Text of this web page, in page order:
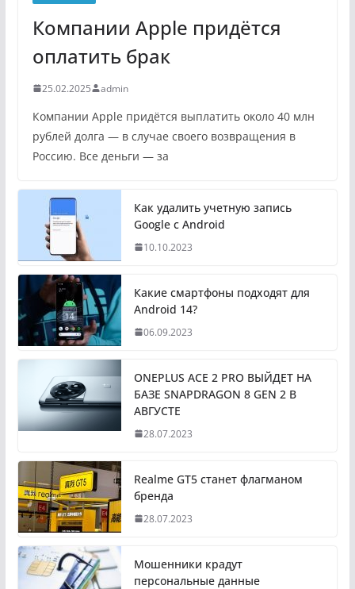
Компании Apple придётся
оплатить брак
25.02.2025 admin
Компании Apple придётся выплатить около 40 млн
рублей долга — в случае своего возвращения в
Россию. Все деньги — за
Как удалить учетную запись
Google с Android
10.10.2023
Какие смартфоны подходят для
Android 14?
06.09.2023
ONEPLUS ACE 2 PRO ВЫЙДЕТ НА
БАЗЕ SNAPDRAGON 8 GEN 2 В
АВГУСТЕ
28.07.2023
Realme GT5 станет флагманом
бренда
28.07.2023
Мошенники крадут
персональные данные